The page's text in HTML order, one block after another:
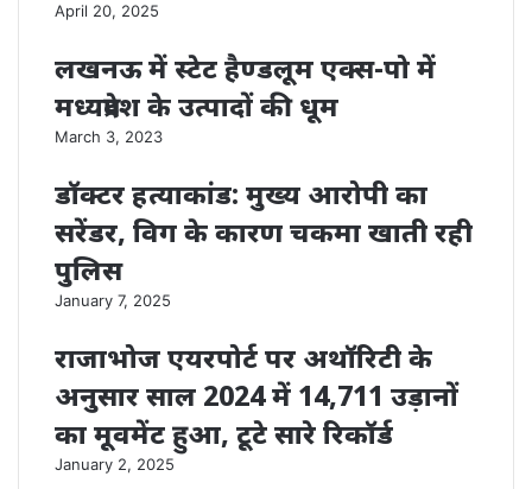
April 20, 2025
लखनऊ में स्टेट हैण्डलूम एक्स-पो में
मध्यप्रदेश के उत्पादों की धूम
March 3, 2023
डॉक्टर हत्याकांड: मुख्य आरोपी का
सरेंडर, विग के कारण चकमा खाती रही
पुलिस
January 7, 2025
राजाभोज एयरपोर्ट पर अथॉरिटी के
अनुसार साल 2024 में 14,711 उड़ानों
का मूवमेंट हुआ, टूटे सारे रिकॉर्ड
January 2, 2025